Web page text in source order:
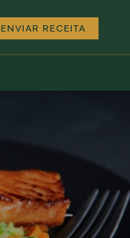
ENVIAR RECEITA